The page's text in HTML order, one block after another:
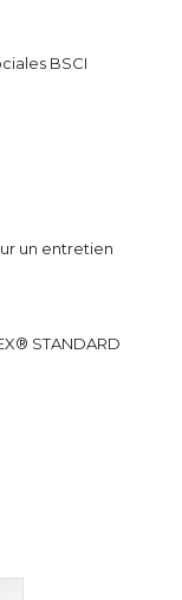
BSCI
un entretien
STANDARD